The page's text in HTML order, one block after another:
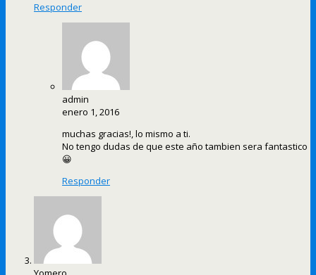
Responder
admin
enero 1, 2016
muchas gracias!, lo mismo a ti.
No tengo dudas de que este año tambien sera fantastico
😀
Responder